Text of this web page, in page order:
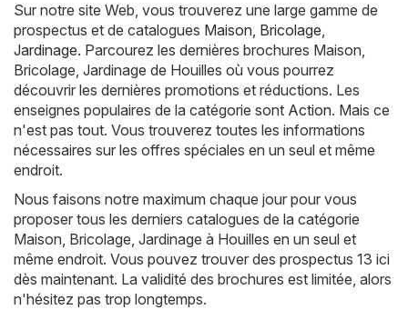
Sur notre site Web, vous trouverez une large gamme de
prospectus et de catalogues Maison, Bricolage,
Jardinage. Parcourez les dernières brochures Maison,
Bricolage, Jardinage de Houilles où vous pourrez
découvrir les dernières promotions et réductions. Les
enseignes populaires de la catégorie sont Action. Mais ce
n'est pas tout. Vous trouverez toutes les informations
nécessaires sur les offres spéciales en un seul et même
endroit.
Nous faisons notre maximum chaque jour pour vous
proposer tous les derniers catalogues de la catégorie
Maison, Bricolage, Jardinage à Houilles en un seul et
même endroit. Vous pouvez trouver des prospectus 13 ici
dès maintenant. La validité des brochures est limitée, alors
n'hésitez pas trop longtemps.